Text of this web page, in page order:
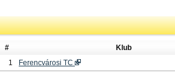
# Klub
1
Ferencvárosi TC